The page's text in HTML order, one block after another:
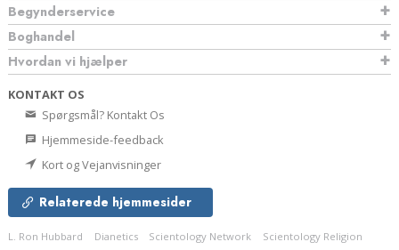
Begynderservice
Boghandel
Hvordan vi hjælper
KONTAKT OS
Spørgsmål? Kontakt Os
Hjemmeside-feedback
Kort og Vejanvisninger
Relaterede hjemmesider
L. Ron Hubbard Dianetics Scientology Network Scientology Religion